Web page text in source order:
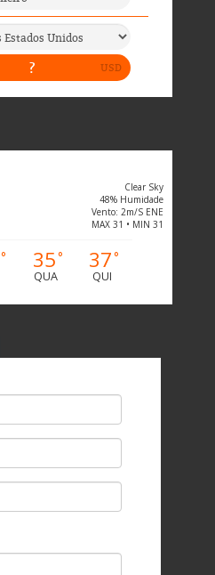
Clear Sky
48% Humidade
Vento: 2m/s ENE
MAX 31 • MIN 31
° 35°
QUA
37°
QUI